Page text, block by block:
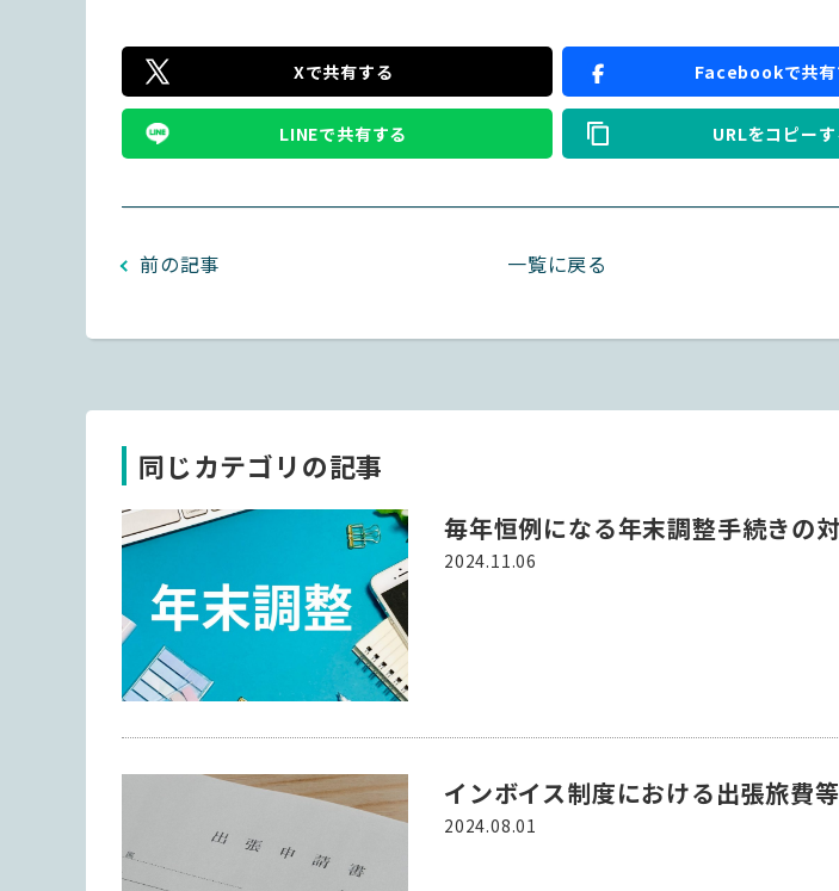
Xで共有する Facebookで共有
LINEで共有する URLをコピーす
前の記事 一覧に戻る
同じカテゴリの記事
毎年恒例になる年末調整手続きの
2024.11.06
インボイス制度における出張旅費
2024.08.01